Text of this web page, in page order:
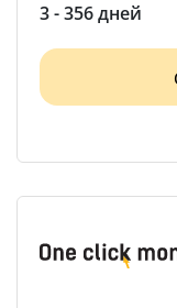
3 - 356 дней